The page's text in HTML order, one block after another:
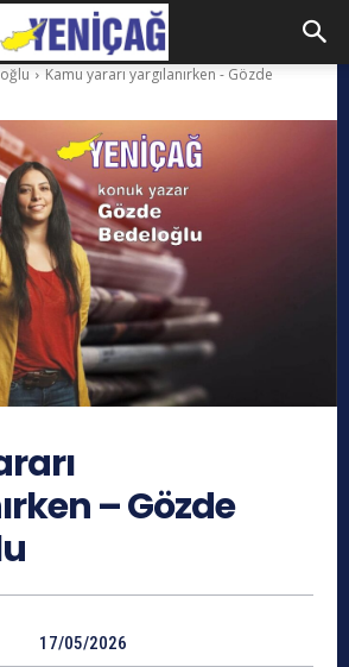
Kamu yararı yargılanırken - Gözde
– Gözde
17/05/2026